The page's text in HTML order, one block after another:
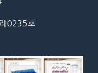
0235호